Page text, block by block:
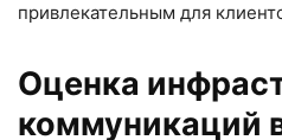
привлекательным для
Оценка
коммуникаций